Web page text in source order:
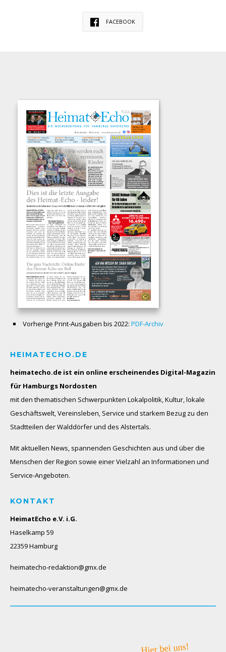
FACEBOOK
Vorherige Print-Ausgaben bis 2022: PDF-Archiv
HEIMATECHO.DE
heimatecho.de ist ein online erscheinendes Digital-Magazin
für Hamburgs Nordosten
mit den thematischen Schwerpunkten Lokalpolitik, Kultur, lokale
Geschäftswelt, Vereinsleben, Service und starkem Bezug zu den
Stadtteilen der Walddörfer und des Alstertals.
Mit aktuellen News, spannenden Geschichten aus und über die
Menschen der Region sowie einer Vielzahl an Informationen und
Service-Angeboten.
KONTAKT
HeimatEcho e.V. i.G.
Haselkamp 59
22359 Hamburg
heimatecho-redaktion@gmx.de
heimatecho-veranstaltungen@gmx.de